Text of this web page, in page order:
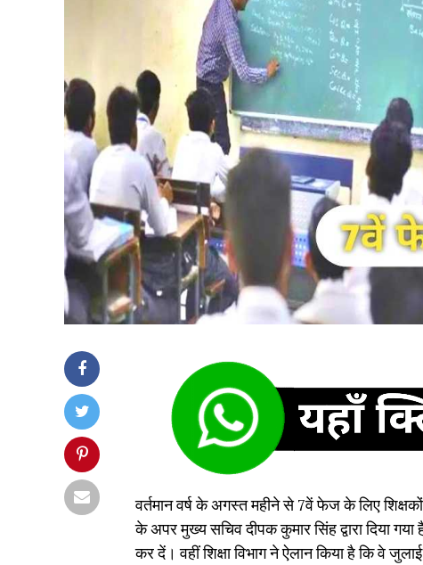
वर्तमान वर्ष के अगस्त महीने से 7वें फेज के लिए
के अपर मुख्य सचिव दीपक कुमार सिंह द्वारा दिया
कर दें। वहीं शिक्षा विभाग ने ऐलान किया है कि वे